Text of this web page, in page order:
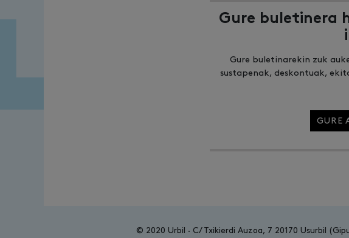
Gure buletinera
Gure buletinarekin zuk
sustapenak, deskontuak,
GURE
© 2020 Urbil · C/ Txikierdi Auzoa, 7 20170 Usurbil